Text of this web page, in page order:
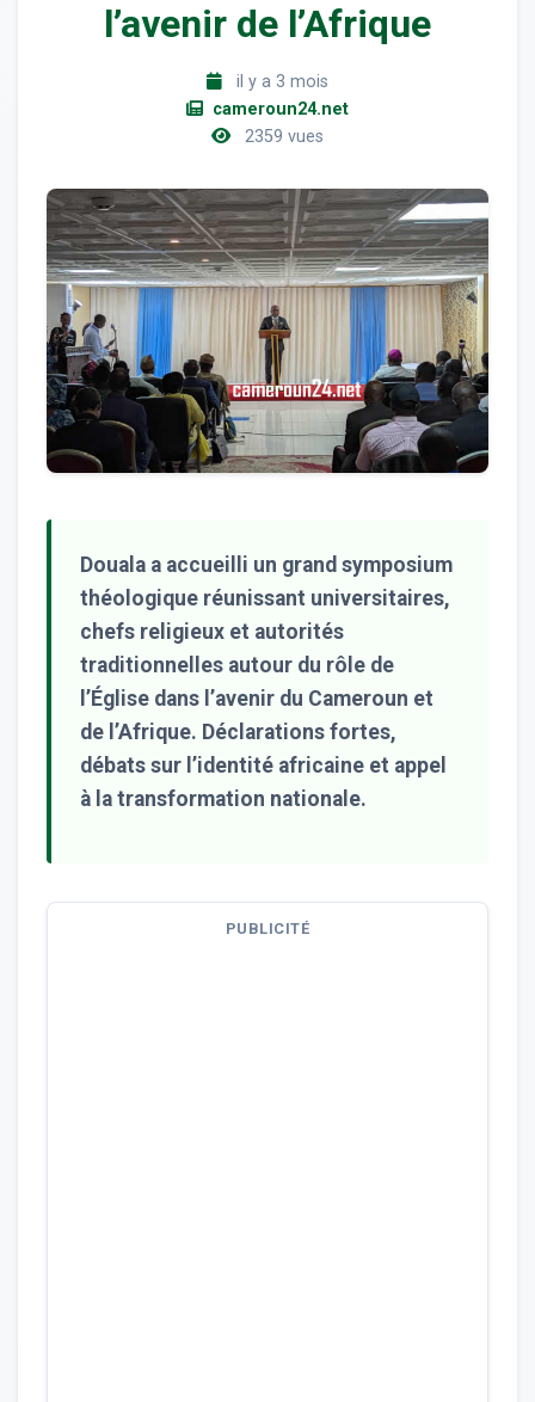
l’avenir de l’Afrique
il y a 3 mois
cameroun24.net
2359 vues
Douala a accueilli un grand symposium
théologique réunissant universitaires,
chefs religieux et autorités
traditionnelles autour du rôle de
l’Église dans l’avenir du Cameroun et
de l’Afrique. Déclarations fortes,
débats sur l’identité africaine et appel
à la transformation nationale.
PUBLICITÉ